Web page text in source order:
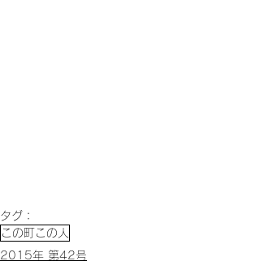
タグ：
この町この人
2015年 第42号